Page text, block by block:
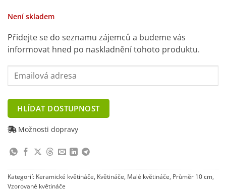
239 Kč.209 Kč.
Není skladem
Přidejte se do seznamu zájemců a budeme vás
informovat hned po naskladnění tohoto produktu.
Enter
your
address
to
join
waitlist
this
product
HLÍDAT DOSTUPNOST
Možnosti dopravy
Kategorií: Keramické květináče, Květináče, Malé květináče, Průměr 10 cm,
Vzorované květináče